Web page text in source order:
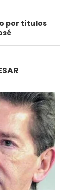
por títulos